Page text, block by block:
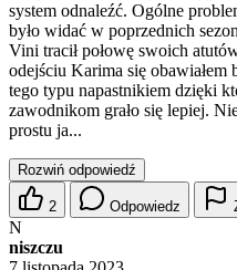
system odnaleźć. Ogólne
było widać w poprzednich
Vini tracił połowę swoich
odejściu Karima się
tego typu napastnikiem dzięki
zawodnikom grało się lepiej.
prostu ja...
Rozwiń odpowiedź
2 Odpowiedz
N
niszczu